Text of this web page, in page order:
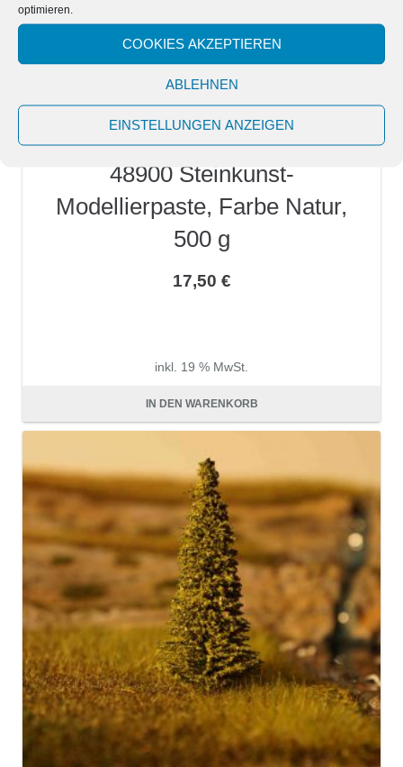
optimieren.
COOKIES AKZEPTIEREN
ABLEHNEN
EINSTELLUNGEN ANZEIGEN
48900 Steinkunst-
Modellierpaste, Farbe Natur,
500 g
17,50 €
inkl. 19 % MwSt.
zzgl.Versandkosten
IN DEN WARENKORB